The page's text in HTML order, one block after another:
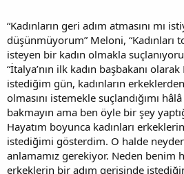
“Kadınların geri adım atmasını mı
düşünmüyorum” Meloni, “Kadınları
isteyen bir kadın olmakla
“İtalya’nın ilk kadın başbakanı
istediğim gün, kadınların
olmasını istemekle suçlandığımı
bakmayın ama ben öyle bir şey
Hayatım boyunca kadınları
istediğimi gösterdim. O halde
anlamamız gerekiyor. Neden benim
erkeklerin bir adım gerisinde